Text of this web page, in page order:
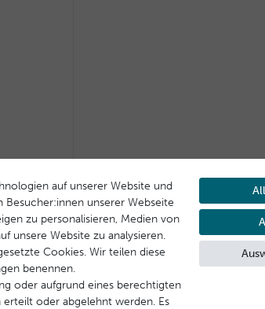
auf unserer Website und
unserer Webseite
zu personalisieren, Medien von
unsere Website zu analysieren.
Cookies. Wir teilen diese
benennen.
oder aufgrund eines berechtigten
oder abgelehnt werden. Es